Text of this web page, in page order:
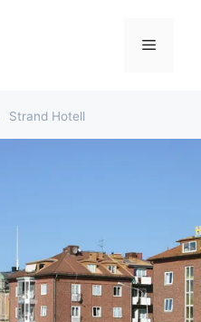
Meny
Strand Hotell